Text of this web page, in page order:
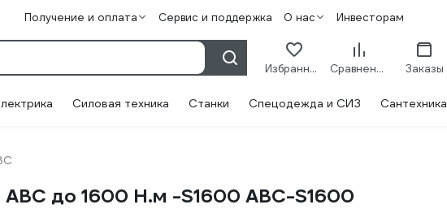
Получение и оплата Сервис и поддержка О нас Инвесторам
Избранное Сравнение Заказы
Силовая техника Станки Спецодежда и СИЗ Сантехника
до 1600 Н.м -S1600 ABC-S1600